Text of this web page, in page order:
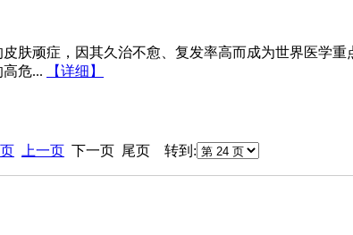
肤顽症，因其久治不愈、复发率高而成为世界医学
危...
【详细】
上一页 下一页 尾页 转到: